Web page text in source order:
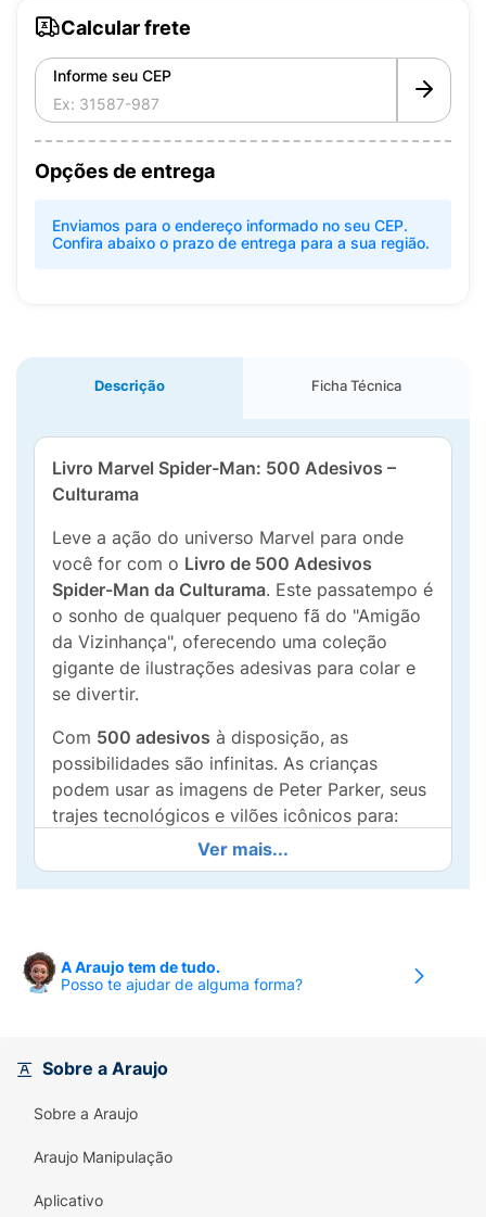
Calcular frete
Informe seu CEP
Opções de entrega
Enviamos para o endereço informado no seu CEP.
Confira abaixo o prazo de entrega para a sua região.
Descrição Ficha Técnica
Livro Marvel Spider-Man: 500 Adesivos –
Culturama
Leve a ação do universo Marvel para onde
você for com o Livro de 500 Adesivos
Spider-Man da Culturama. Este passatempo é
o sonho de qualquer pequeno fã do "Amigão
da Vizinhança", oferecendo uma coleção
gigante de ilustrações adesivas para colar e
se divertir.
Com 500 adesivos à disposição, as
possibilidades são infinitas. As crianças
podem usar as imagens de Peter Parker, seus
trajes tecnológicos e vilões icônicos para:
Decorar cadernos, estojos,
agendas e o que mais a imaginação
épicas no papel.
longe das telas, o manuseio dos adesivos é
uma excelente atividade para desenvolver a
coordenação motora fina
Ver mais...
A Araujo tem de tudo.
Posso te ajudar de alguma forma?
Sobre a Araujo
Sobre a Araujo
Araujo Manipulação
Aplicativo